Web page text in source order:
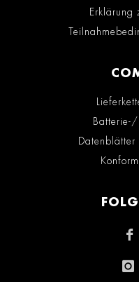
Erklärung
Batterie-/